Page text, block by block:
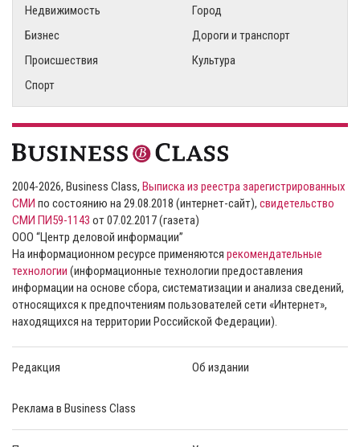
Недвижимость
Город
Бизнес
Дороги и транспорт
Происшествия
Культура
Спорт
2004-2026, Business Class, Выписка из реестра зарегистрированных
СМИ по состоянию на 29.08.2018 (интернет-сайт), свидетельство
СМИ ПИ59-1143 от 07.02.2017 (газета)
ООО “Центр деловой информации”
На информационном ресурсе применяются рекомендательные
технологии (информационные технологии предоставления
информации на основе сбора, систематизации и анализа сведений,
относящихся к предпочтениям пользователей сети «Интернет»,
находящихся на территории Российской Федерации).
Редакция Об издании
Реклама в Business Class